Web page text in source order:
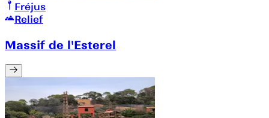
Fréjus
Relief
Massif de l'Esterel